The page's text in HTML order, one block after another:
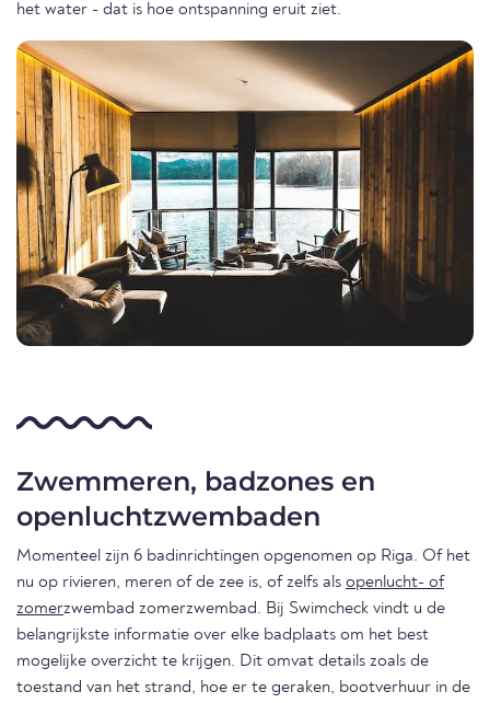
het water - dat is hoe ontspanning eruit ziet.
Zwemmeren, badzones en
openluchtzwembaden
Momenteel zijn 6 badinrichtingen opgenomen op Riga. Of het
nu op rivieren, meren of de zee is, of zelfs als openlucht- of
zomerzwembad zomerzwembad. Bij Swimcheck vindt u de
belangrijkste informatie over elke badplaats om het best
mogelijke overzicht te krijgen. Dit omvat details zoals de
toestand van het strand, hoe er te geraken, bootverhuur in de